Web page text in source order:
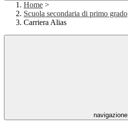
Home >
Scuola secondaria di primo grado
Carriera Alias
navigazione